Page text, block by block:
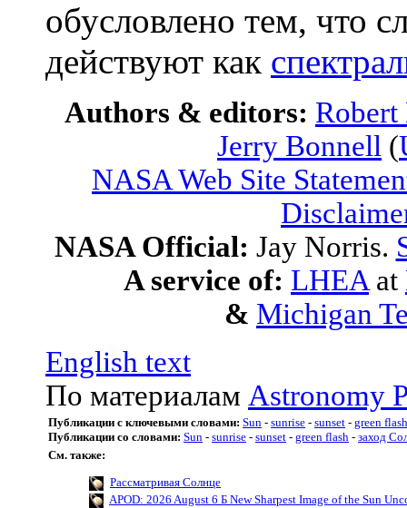
обусловлено тем, что
действуют как
Authors & editors:
Jerry Bonnell (
NASA Web Site
NASA Official: Jay Norris.
A service of: LHEA at
& Michigan
English text
По материалам Astronomy
Публикации с ключевыми словами: Sun - sunrise - sunset - green flash
Публикации со словами: Sun - sunrise - sunset - green flash - заход
См. также:
Рассматривая Солнце
APOD: 2026 August 6 Б New Sharpest Image of the Sun